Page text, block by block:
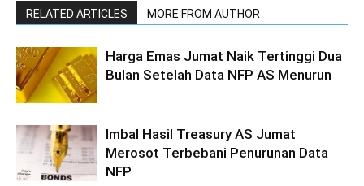
RELATED ARTICLES MORE FROM AUTHOR
Harga Emas Jumat Naik Tertinggi Dua
Bulan Setelah Data NFP AS Menurun
Imbal Hasil Treasury AS Jumat
Merosot Terbebani Penurunan Data
NFP